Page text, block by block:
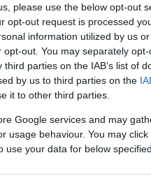
please use the below opt-out
opt-out request is processed
information utilized by us
out. You may separately
parties on the IAB’s list of
by us to third parties on the
it to other third parties.
Google services and may
usage behaviour. You may
your data for below
κατηγορούμενος
από μέρους του
συνέλθει θα
Σαββάτου το
δύο παιδιά τους,
ένταση για ζήτημα